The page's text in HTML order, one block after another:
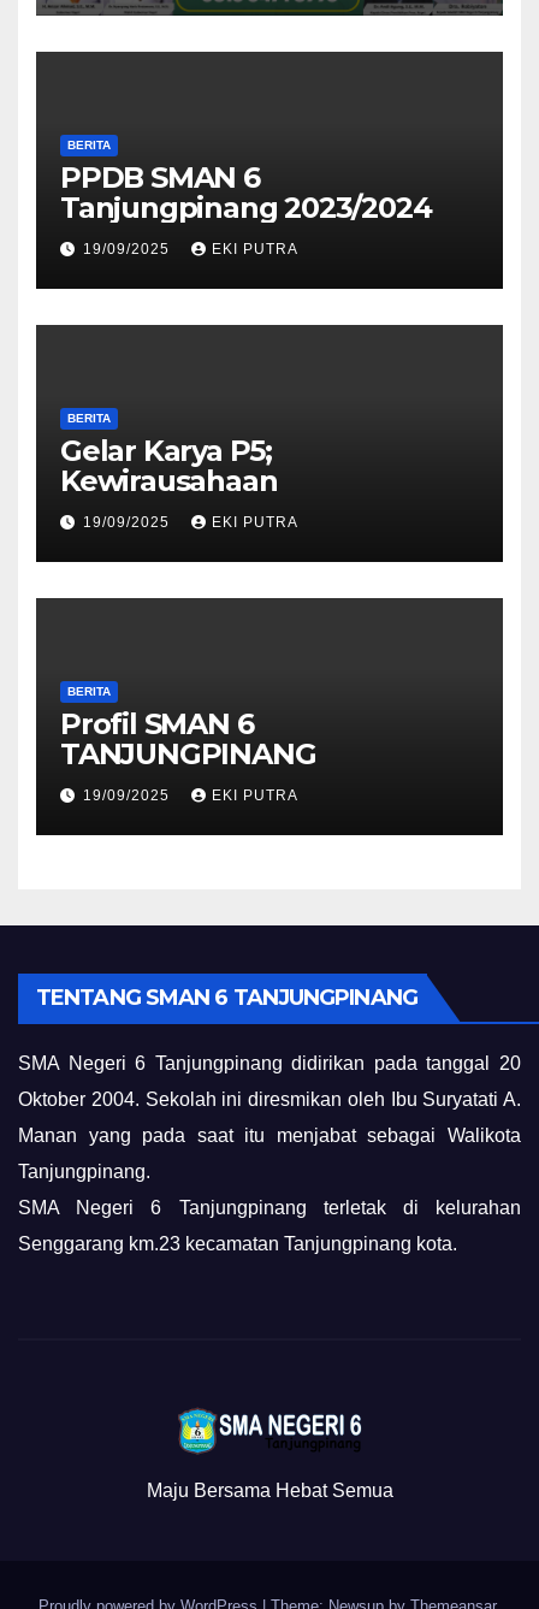
BERITA
PPDB SMAN 6
Tanjungpinang 2023/2024
19/09/2025 EKI PUTRA
BERITA
Gelar Karya P5;
Kewirausahaan
19/09/2025 EKI PUTRA
BERITA
Profil SMAN 6
TANJUNGPINANG
19/09/2025 EKI PUTRA
TENTANG SMAN 6 TANJUNGPINANG
SMA Negeri 6 Tanjungpinang didirikan pada tanggal 20
Oktober 2004. Sekolah ini diresmikan oleh Ibu Suryatati A.
Manan yang pada saat itu menjabat sebagai Walikota
Tanjungpinang.
SMA Negeri 6 Tanjungpinang terletak di kelurahan
Senggarang km.23 kecamatan Tanjungpinang kota.
Maju Bersama Hebat Semua